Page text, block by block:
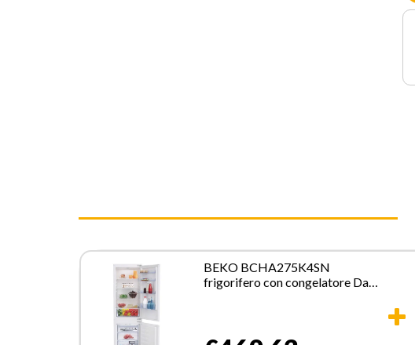
BEKO BCHA275K4SN
frigorifero con congelatore Da